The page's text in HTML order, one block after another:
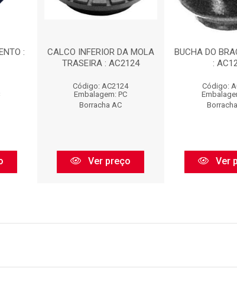
:
CALCO INFERIOR DA MOLA
TRASEIRA : AC2124
Código: AC2124
Embalagem: PC
Borracha AC
Ver preço
BUCHA DO
:
Código:
Ver